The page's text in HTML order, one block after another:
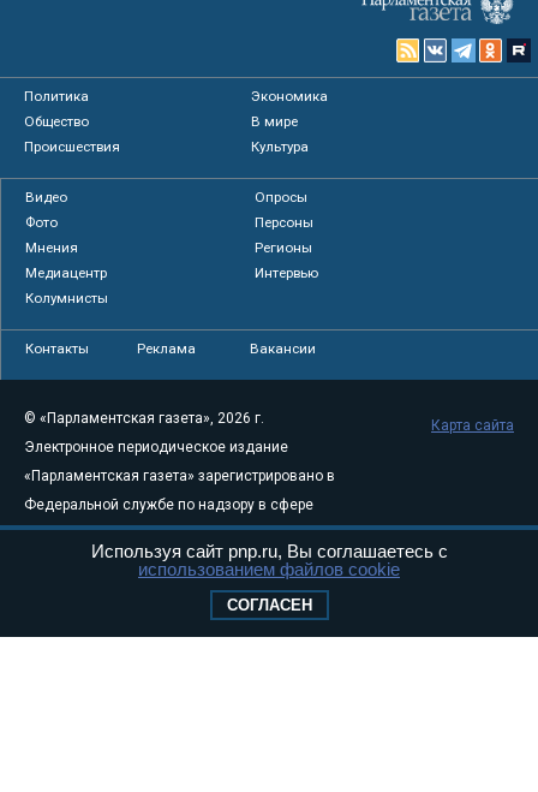
Политика
Экономика
Общество
В мире
Происшествия
Культура
Видео
Опросы
Фото
Персоны
Мнения
Регионы
Медиацентр
Интервью
Колумнисты
Контакты Реклама Вакансии
© «Парламентская газета», 2026 г.
Электронное периодическое издание
«Парламентская газета» зарегистрировано в
Федеральной службе по надзору в сфере
связи, информационных технологий и
массовых коммуникаций (Роскомнадзор) 05
Свидетельство о регистрации Эл № ФС77-
Карта сайта
Используя сайт pnp.ru, Вы соглашаетесь с
использованием файлов cookie
СОГЛАСЕН